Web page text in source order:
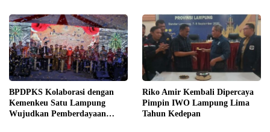
BPDPKS Kolaborasi dengan
Kemenkeu Satu Lampung
Wujudkan Pemberdayaan
Riko Amir Kembali Dipercaya
Pimpin IWO Lampung Lima
Tahun Kedepan